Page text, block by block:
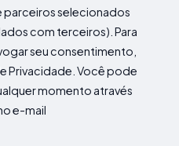
parceiros selecionados
com terceiros). Para
seu consentimento,
Privacidade. Você pode
momento através
e-mail